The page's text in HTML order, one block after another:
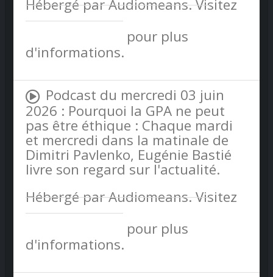
Hébergé par Audiomeans. Visitez
audiomeans.fr/politique-de-
pour plus
d'informations.
Podcast du mercredi 03 juin
2026 : Pourquoi la GPA ne peut
pas être éthique : Chaque mardi
et mercredi dans la matinale de
Dimitri Pavlenko, Eugénie Bastié
livre son regard sur l'actualité.
Hébergé par Audiomeans. Visitez
audiomeans.fr/politique-de-
pour plus
d'informations.